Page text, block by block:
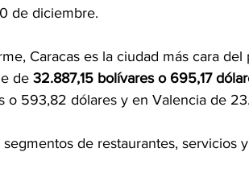
de diciembre.
Caracas es la ciudad más cara
de 32.887,15 bolívares o 695,17
o 593,82 dólares y en Valencia de
de restaurantes, servicios